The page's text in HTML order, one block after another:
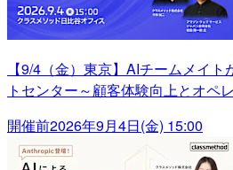
【9/4（金）東京】AIチームメイ
トセンター～顧客体験向上とオペ
開催前2026年9月4日(金) 15:00